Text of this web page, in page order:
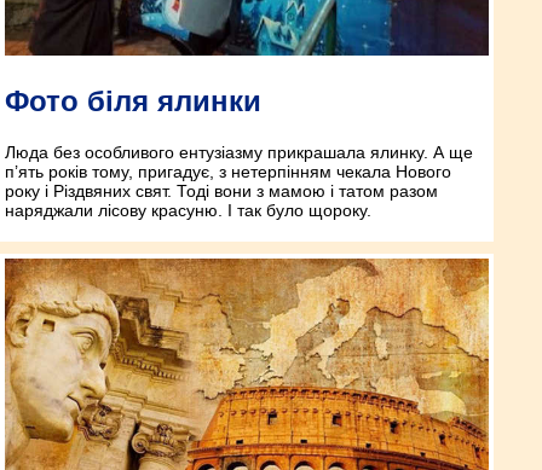
Фото біля ялинки
Люда без особливого ентузіазму прикрашала ялинку. А ще
п’ять років тому, пригадує, з нетерпінням чекала Нового
року і Різдвяних свят. Тоді вони з мамою і татом разом
наряджали лісову красуню. І так було щороку.